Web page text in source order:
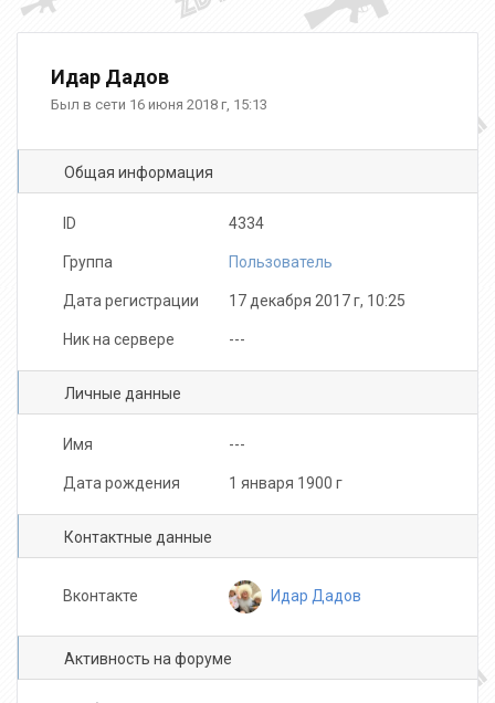
Идар Дадов
Был в сети 16 июня 2018 г, 15:13
Общая информация
ID 4334
Группа Пользователь
Дата регистрации 17 декабря 2017 г, 10:25
Ник на сервере ---
Личные данные
Имя ---
Дата рождения 1 января 1900 г
Контактные данные
Вконтакте Идар Дадов
Активность на форуме